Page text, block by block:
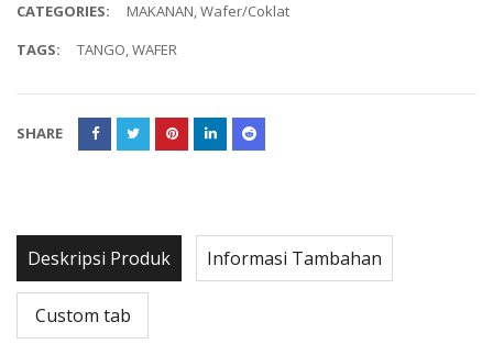
CATEGORIES: MAKANAN,Wafer/Coklat
TAGS:
TANGO,WAFER
SHARE
Deskripsi Produk Informasi Tambahan
Custom tab